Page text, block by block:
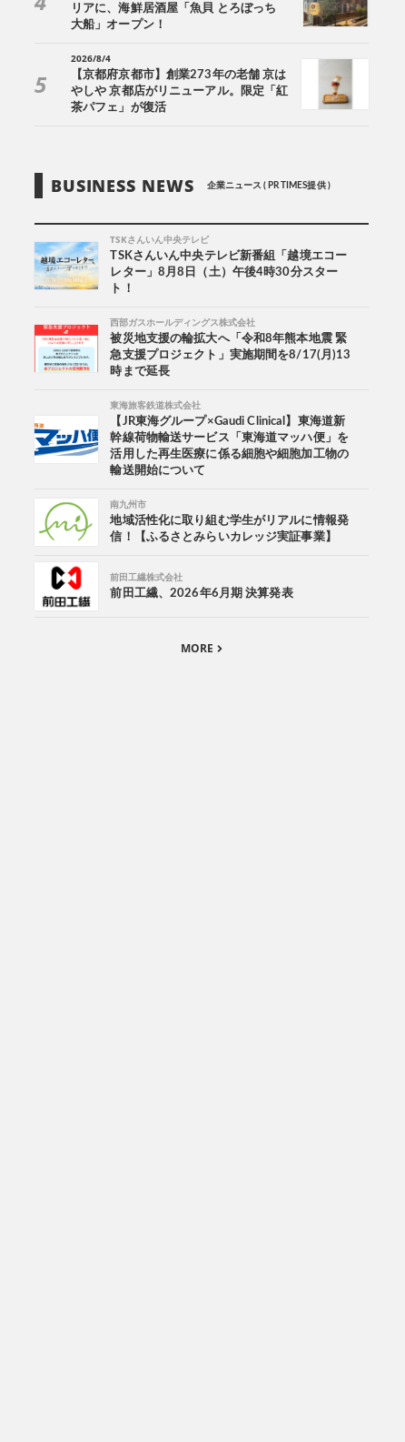
リアに、海鮮居酒屋「魚貝 とろぼっち
大船」オープン！
2026/8/4
【京都府京都市】創業273年の老舗 京は
やしや 京都店がリニューアル。限定「紅
茶パフェ」が復活
BUSINESS NEWS 企業ニュース ( PR TIMES提供 )
TSKさんいん中央テレビ
TSKさんいん中央テレビ新番組「越境エコー
レター」8月8日（土）午後4時30分スター
ト！
西部ガスホールディングス株式会社
被災地支援の輪拡大へ「令和8年熊本地震 緊
急支援プロジェクト」実施期間を8/17(月)13
時まで延長
東海旅客鉄道株式会社
【JR東海グループ×Gaudi Clinical】東海道新
幹線荷物輸送サービス「東海道マッハ便」を
活用した再生医療に係る細胞や細胞加工物の
輸送開始について
南九州市
地域活性化に取り組む学生がリアルに情報発
信！【ふるさとみらいカレッジ実証事業】
前田工繊株式会社
前田工繊、2026年6月期 決算発表
MORE